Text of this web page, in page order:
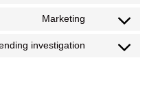
Marketing
investigation